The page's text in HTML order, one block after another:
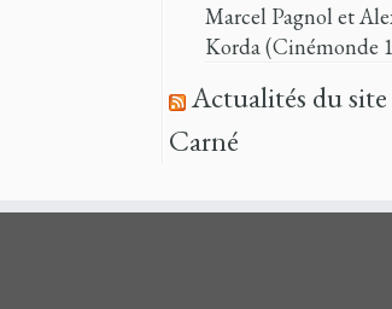
Marcel Pagnol et
Korda (Cinémonde
Actualités du
Carné